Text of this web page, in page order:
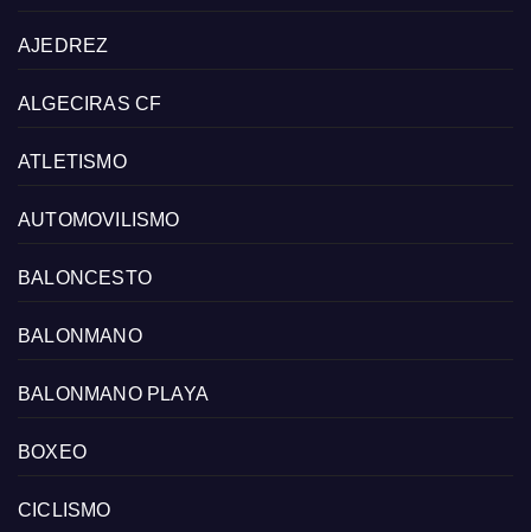
AJEDREZ
ALGECIRAS CF
ATLETISMO
AUTOMOVILISMO
BALONCESTO
BALONMANO
BALONMANO PLAYA
BOXEO
CICLISMO